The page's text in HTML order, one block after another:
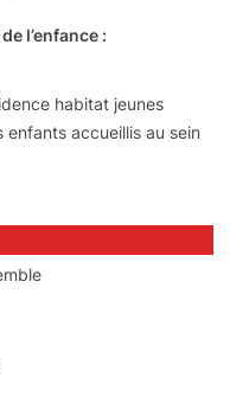
l’enfance :
habitat jeunes
enfants accueillis au sein